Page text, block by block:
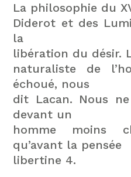
La philosophie du
Diderot et des
la
libération du désir.
naturaliste de
échoué, nous
dit Lacan. Nous
devant un
homme moins
qu’avant la pensée
libertine 4.